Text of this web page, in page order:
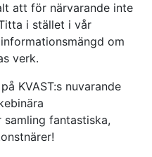
att för närvarande inte
i stället i vår
om
verk.
på KVAST:s nuvarande
fantastiska,